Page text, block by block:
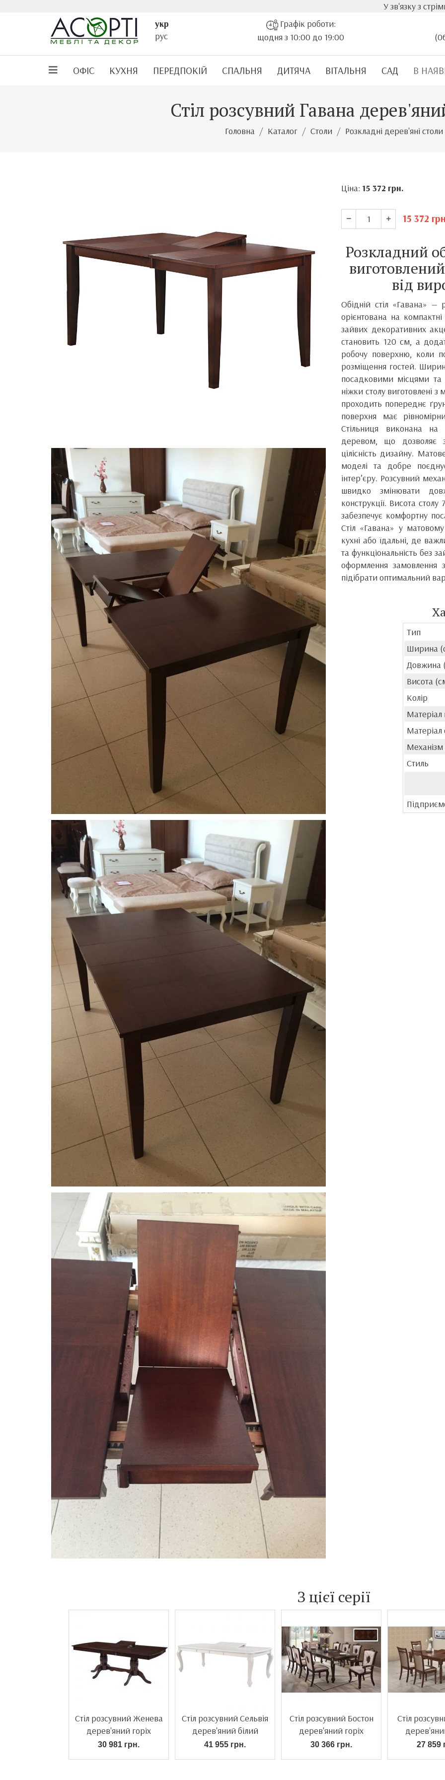
У зв'язку з стрімким
укр
рус
Графік роботи:
щодня з 10:00 до 19:00
ОФІС КУХНЯ ПЕРЕДПОКІЙ СПАЛЬНЯ ДИТЯЧА ВІТАЛЬНЯ САД В
Стіл розсувний Гавана
Головна Каталог Столи Розкладні дерев'яні столи
Ціна: 15 372 грн.
15 372
Розкладний
від
Обідній стіл «Гавана» —
орієнтована на
зайвих декоративних
становить 120 см, а
робочу поверхню, коли
розміщення гостей.
посадковими місцями та
ніжки столу виготовлені
проходить попереднє
поверхня має
Стільниця виконана
деревом, що дозволяє
цілісність дизайну.
моделі та добре
інтер’єру. Розсувний
швидко змінювати
конструкції. Висота
забезпечує комфортну
Стіл «Гавана» у
кухні або їдальні, де
та функціональність без
оформлення
підібрати оптимальний
Тип
Ширина
Довжина
Висота
Колір
Матеріал
Матеріал
Стиль
З цієї серії
Стіл розсувний Женева
дерев'яний горіх
30 981 грн.
Стіл розсувний Сельвія
дерев'яний білий
41 955 грн.
Стіл розсувний Бостон
дерев'яний горіх
30 366 грн.
Стіл
27 859